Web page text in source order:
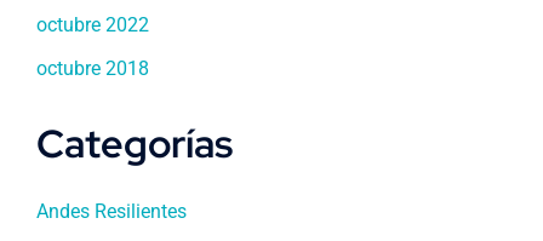
octubre 2022
octubre 2018
Categorías
Andes Resilientes